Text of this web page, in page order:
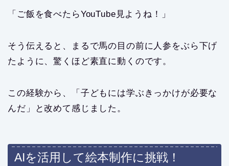
「ご飯を食べたらYouTube見ようね！」
そう伝えると、まるで馬の目の前に人参をぶら下げ
たように、驚くほど素直に動くのです。
この経験から、「子どもには学ぶきっかけが必要な
んだ」と改めて感じました。
AIを活用して絵本制作に挑戦！